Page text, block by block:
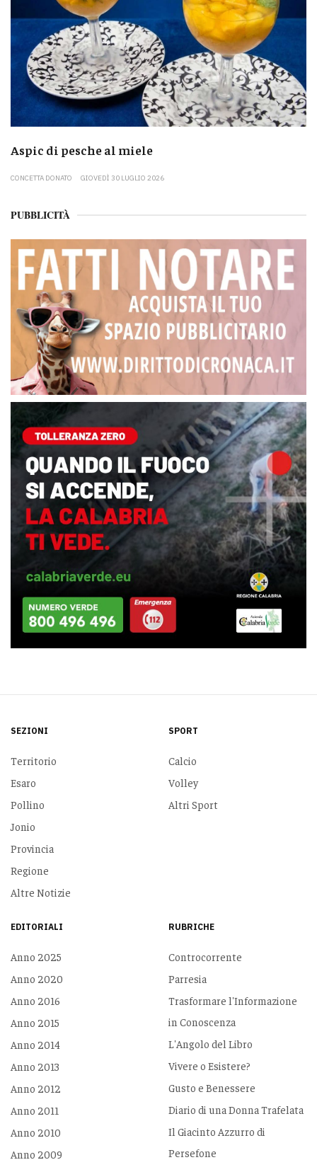
Aspic di pesche al miele
CONCETTA DONATO GIOVEDÌ 30 LUGLIO 2026
PUBBLICITÀ
SEZIONI
Territorio
Esaro
Pollino
Jonio
Provincia
Regione
Altre Notizie
SPORT
Calcio
Volley
Altri Sport
EDITORIALI
Anno 2025
Anno 2020
Anno 2016
Anno 2015
Anno 2014
Anno 2013
Anno 2012
Anno 2011
Anno 2010
Anno 2009
RUBRICHE
Controcorrente
Parresia
Trasformare l'Informazione
in Conoscenza
L'Angolo del Libro
Vivere o Esistere?
Gusto e Benessere
Diario di una Donna Trafelata
Il Giacinto Azzurro di
Persefone